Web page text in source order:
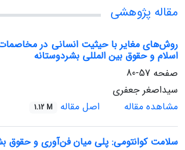
مقاله پژوهشی
روش‌های مغایر با حیثیت انسانی در
اسلام و حقوق بین المللی بشردوستانه
صفحه 57-80
سیداصغر جعفری
مشاهده مقاله
اصل مقاله 1.12 M
سلامت کوانتومی: پلی میان فن‌آوری و حقوق